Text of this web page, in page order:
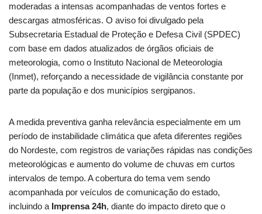
moderadas a intensas acompanhadas de ventos fortes e
descargas atmosféricas. O aviso foi divulgado pela
Subsecretaria Estadual de Proteção e Defesa Civil (SPDEC)
com base em dados atualizados de órgãos oficiais de
meteorologia, como o Instituto Nacional de Meteorologia
(Inmet), reforçando a necessidade de vigilância constante por
parte da população e dos municípios sergipanos.
A medida preventiva ganha relevância especialmente em um
período de instabilidade climática que afeta diferentes regiões
do Nordeste, com registros de variações rápidas nas condições
meteorológicas e aumento do volume de chuvas em curtos
intervalos de tempo. A cobertura do tema vem sendo
acompanhada por veículos de comunicação do estado,
incluindo a Imprensa 24h, diante do impacto direto que o